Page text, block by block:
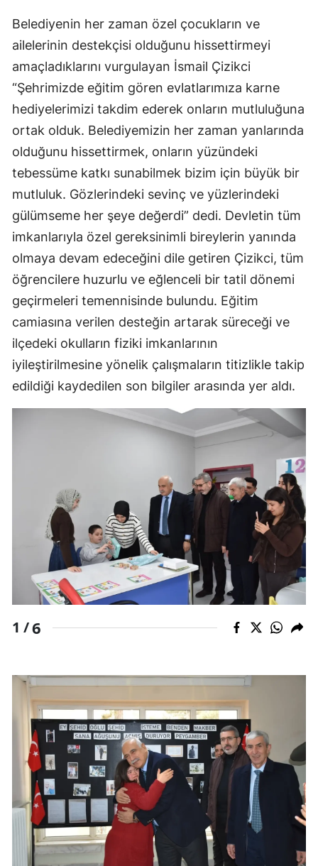
Erzurum
Eskişehir
Gaziantep
Giresun
Gümüşhane
Hatay
Isparta
Mersin
İstanbul
İzmir
Kastamonu
Kayseri
Kırklareli
Kocaeli
Malatya
Manisa
Kahramanmaraş
Muğla
Muş
Nevşehir
Niğde
Ordu
Rize
Sakarya
Belediyenin her zaman özel çocukların ve
ailelerinin destekçisi olduğunu hissettirmeyi
amaçladıklarını vurgulayan İsmail Çizikci
“Şehrimizde eğitim gören evlatlarımıza karne
hediyelerimizi takdim ederek onların mutluluğuna
ortak olduk. Belediyemizin her zaman yanlarında
olduğunu hissettirmek, onların yüzündeki
tebessüme katkı sunabilmek bizim için büyük bir
mutluluk. Gözlerindeki sevinç ve yüzlerindeki
gülümseme her şeye değerdi” dedi. Devletin tüm
imkanlarıyla özel gereksinimli bireylerin yanında
olmaya devam edeceğini dile getiren Çizikci, tüm
öğrencilere huzurlu ve eğlenceli bir tatil dönemi
geçirmeleri temennisinde bulundu. Eğitim
camiasına verilen desteğin artarak süreceği ve
ilçedeki okulların fiziki imkanlarının
iyileştirilmesine yönelik çalışmaların titizlikle takip
edildiği kaydedilen son bilgiler arasında yer aldı.
1 /6